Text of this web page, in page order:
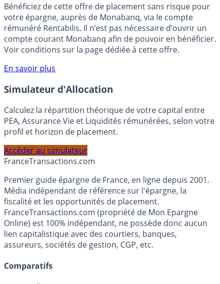
Bénéficiez de cette offre de placement sans risque pour
votre épargne, auprès de Monabanq, via le compte
rémunéré Rentabilis. Il n’est pas nécessaire d’ouvrir un
compte courant Monabanq afin de pouvoir en bénéficier.
Voir conditions sur la page dédiée à cette offre.
En savoir plus
Simulateur d'Allocation
Calculez la répartition théorique de votre capital entre
PEA, Assurance Vie et Liquidités rémunérées, selon votre
profil et horizon de placement.
Accéder au simulateur
FranceTransactions.com
Premier guide épargne de France, en ligne depuis 2001.
Média indépendant de référence sur l'épargne, la
fiscalité et les opportunités de placement.
FranceTransactions.com (propriété de Mon Epargne
Online) est 100% indépendant, ne possède donc aucun
lien capitalistique avec des courtiers, banques,